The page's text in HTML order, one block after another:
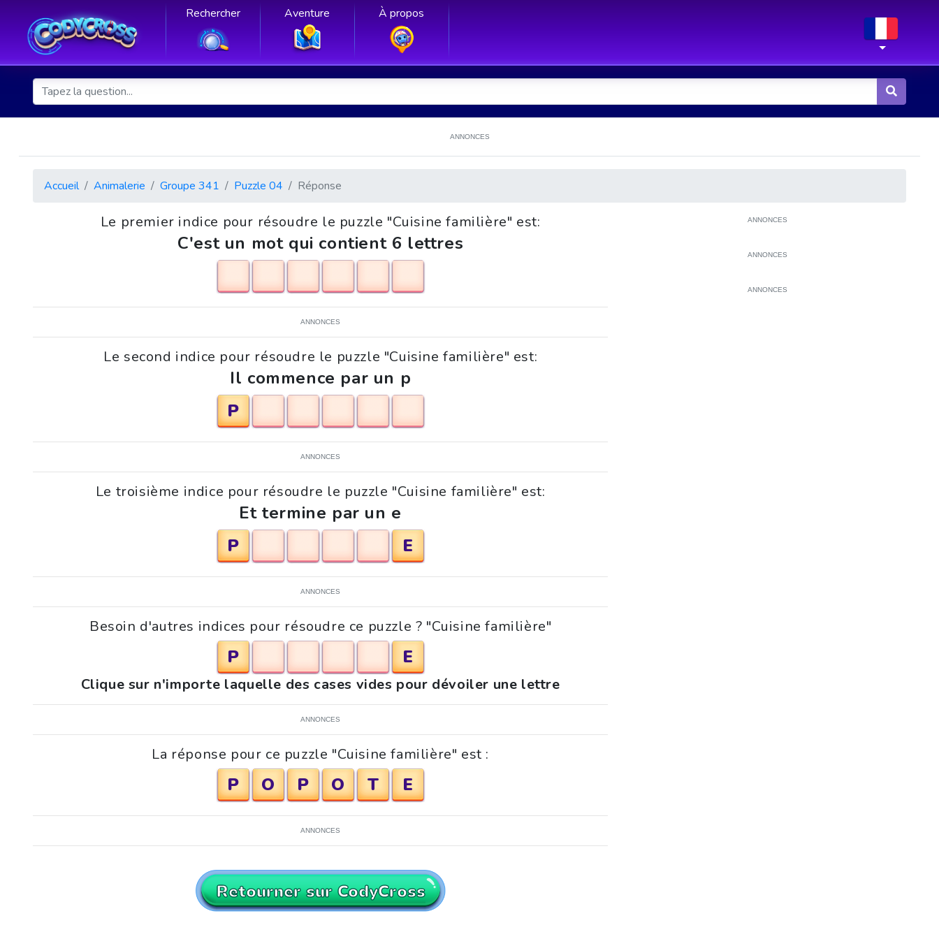
Rechercher Aventure À propos
ANNONCES
Accueil Animalerie Groupe 341 Puzzle 04 Réponse
Le premier indice pour résoudre le puzzle "Cuisine familière" est:
C'est un mot qui contient 6 lettres
ANNONCES
Le second indice pour résoudre le puzzle "Cuisine familière" est:
Il commence par un p
P
ANNONCES
Le troisième indice pour résoudre le puzzle "Cuisine familière" est:
Et termine par un e
P
E
ANNONCES
Besoin d'autres indices pour résoudre ce puzzle ? "Cuisine familière"
P E
Clique sur n'importe laquelle des cases vides pour dévoiler une lettre
ANNONCES
La réponse pour ce puzzle "Cuisine familière" est :
P O P O T E
ANNONCES
Retourner sur CodyCross
ANNONCES
ANNONCES
ANNONCES